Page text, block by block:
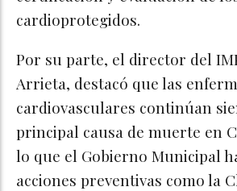
cardioprotegidos.
Por su parte, el director del
Arrieta, destacó que las
cardiovasculares continúan
principal causa de muerte en
lo que el Gobierno Municipal
acciones preventivas como la